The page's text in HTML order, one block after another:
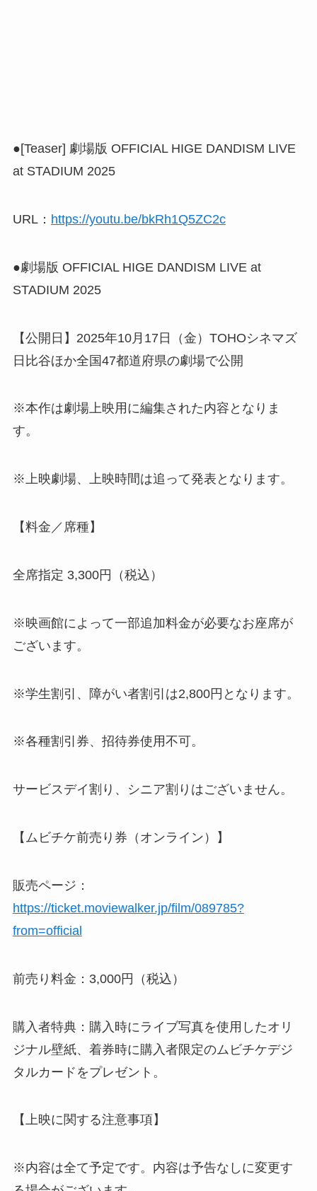
●[Teaser] 劇場版 OFFICIAL HIGE DANDISM LIVE
at STADIUM 2025
URL： https://youtu.be/bkRh1Q5ZC2c
●劇場版 OFFICIAL HIGE DANDISM LIVE at
STADIUM 2025
【公開日】2025年10月17日（金）TOHOシネマズ
日比谷ほか全国47都道府県の劇場で公開
※本作は劇場上映用に編集された内容となりま
す。
※上映劇場、上映時間は追って発表となります。
【料金／席種】
全席指定 3,300円（税込）
※映画館によって一部追加料金が必要なお座席が
ございます。
※学生割引、障がい者割引は2,800円となります。
※各種割引券、招待券使用不可。
サービスデイ割り、シニア割りはございません。
【ムビチケ前売り券（オンライン）】
販売ページ：
https://ticket.moviewalker.jp/film/089785?
from=official
前売り料金：3,000円（税込）
購入者特典：購入時にライブ写真を使用したオリ
ジナル壁紙、着券時に購入者限定のムビチケデジ
タルカードをプレゼント。
【上映に関する注意事項】
※内容は全て予定です。内容は予告なしに変更す